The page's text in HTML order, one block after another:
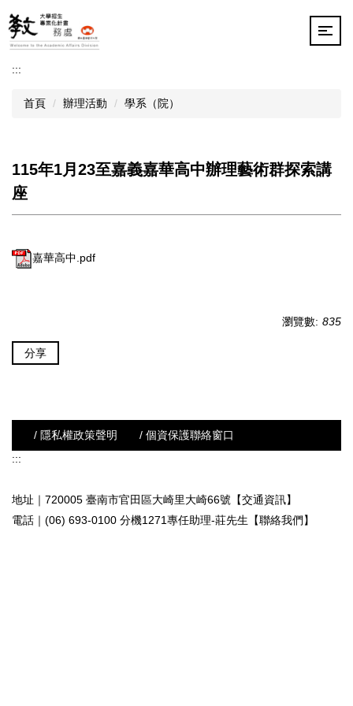
跳
到
主
內
:::
首頁 辦理活動 學系（院）
115年1月23至嘉義嘉華高中辦理藝術群探索講
座
嘉華高中.pdf
瀏覽數: 835
分享
/ 隱私權政策聲明
/ 個資保護聯絡窗口
:::
地址｜720005 臺南市官田區大崎里大崎66號【交通資訊】
電話｜(06) 693-0100 分機1271專任助理-莊先生 【聯絡我們】